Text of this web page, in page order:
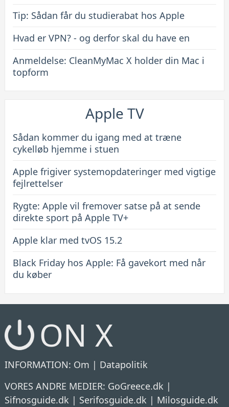
Tip: Sådan får du studierabat hos Apple
Hvad er VPN? - og derfor skal du have en
Anmeldelse: CleanMyMac X holder din Mac i
topform
Apple TV
Sådan kommer du igang med at træne
cykelløb hjemme i stuen
Apple frigiver systemopdateringer med vigtige
fejlrettelser
Rygte: Apple vil fremover satse på at sende
direkte sport på Apple TV+
Apple klar med tvOS 15.2
Black Friday hos Apple: Få gavekort med når
du køber
ON X
INFORMATION: Om | Datapolitik
VORES ANDRE MEDIER: GoGreece.dk |
Sifnosguide.dk | Serifosguide.dk | Milosguide.dk